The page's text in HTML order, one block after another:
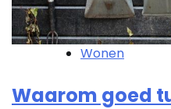
Wonen
Waarom goed